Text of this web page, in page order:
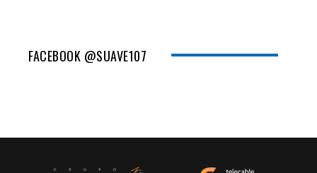
FACEBOOK @SUAVE107